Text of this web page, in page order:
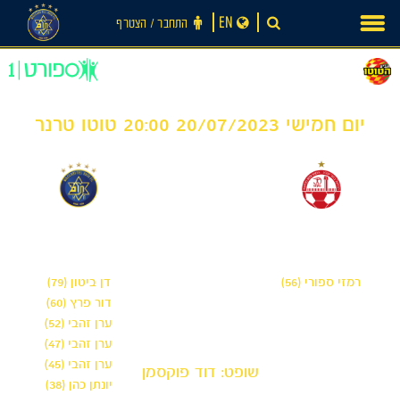
content
התחבר ‪/‬ הצטרף EN
יום חמישי 20/07/2023 20:00 טוטו טרנר
דן ביטון (79)
דור פרץ (60)
ערן זהבי (52)
ערן זהבי (47)
ערן זהבי (45)
יונתן כהן (38)
רמזי ספורי (56)
שופט: דוד פוקסמן